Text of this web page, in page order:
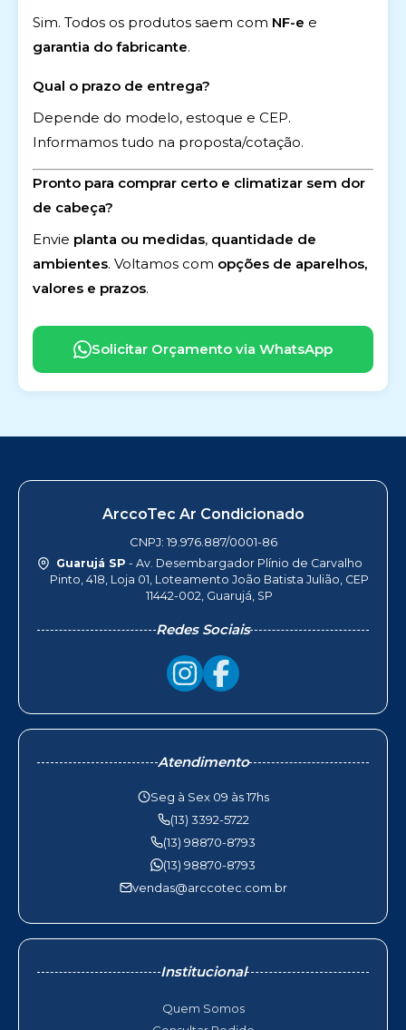
Sim. Todos os produtos saem com NF-e e
garantia do fabricante.
Qual o prazo de entrega?
Depende do modelo, estoque e CEP.
Informamos tudo na proposta/cotação.
Pronto para comprar certo e climatizar sem dor
de cabeça?
Envie planta ou medidas, quantidade de
ambientes. Voltamos com opções de aparelhos,
valores e prazos.
Solicitar Orçamento via WhatsApp
ArccoTec Ar Condicionado
CNPJ: 19.976.887/0001-86
Guarujá SP - Av. Desembargador Plínio de Carvalho
Pinto, 418, Loja 01, Loteamento João Batista Julião, CEP
11442-002, Guarujá, SP
Redes Sociais
Atendimento
Seg à Sex 09 às 17hs
(13) 3392-5722
(13) 98870-8793
(13) 98870-8793
vendas@arccotec.com.br
Institucional
Quem Somos